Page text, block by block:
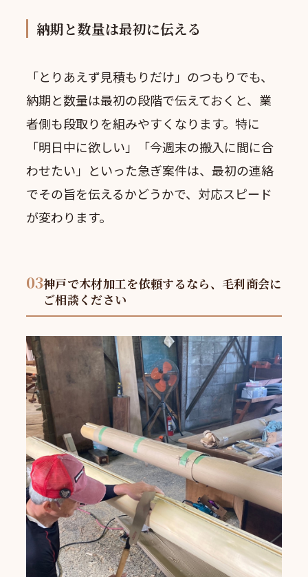
納期と数量は最初に伝える
「とりあえず見積もりだけ」のつもりでも、
納期と数量は最初の段階で伝えておくと、業
者側も段取りを組みやすくなります。特に
「明日中に欲しい」「今週末の搬入に間に合
わせたい」といった急ぎ案件は、最初の連絡
でその旨を伝えるかどうかで、対応スピード
が変わります。
03神戸で木材加工を依頼するなら、毛利商会に
ご相談ください